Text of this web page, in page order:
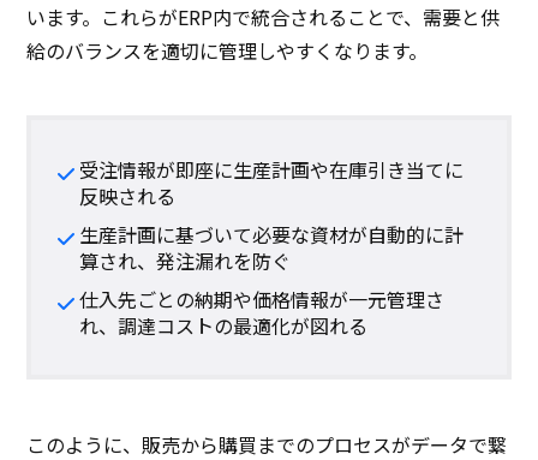
います。これらがERP内で統合されることで、需要と供
給のバランスを適切に管理しやすくなります。
受注情報が即座に生産計画や在庫引き当てに
反映される
生産計画に基づいて必要な資材が自動的に計
算され、発注漏れを防ぐ
仕入先ごとの納期や価格情報が一元管理さ
れ、調達コストの最適化が図れる
このように、販売から購買までのプロセスがデータで繋